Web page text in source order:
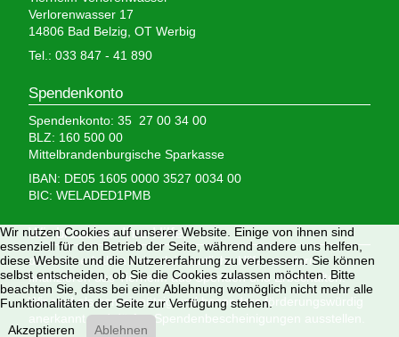
Verlorenwasser 17
14806 Bad Belzig, OT Werbig
Tel.: 033 847 - 41 890
Spendenkonto
Spendenkonto: 35 27 00 34 00
BLZ: 160 500 00
Mittelbrandenburgische Sparkasse
IBAN: DE05 1605 0000 3527 0034 00
BIC: WELADED1PMB
Wir brauchen Ihre Hilfe,
denn wir erhalten keinerlei staatliche Hilfe, sondern
finanzieren das Tierheim aus Spenden und Erbschaften.
Wir sind als gemeinnützig und besonders förderungswürdig
anerkannt und dürfen Spendenbescheinigungen ausstellen.
Wir nutzen Cookies auf unserer Website. Einige von ihnen sind
essenziell für den Betrieb der Seite, während andere uns helfen,
diese Website und die Nutzererfahrung zu verbessern. Sie können
selbst entscheiden, ob Sie die Cookies zulassen möchten. Bitte
beachten Sie, dass bei einer Ablehnung womöglich nicht mehr alle
Funktionalitäten der Seite zur Verfügung stehen.
Akzeptieren
Ablehnen